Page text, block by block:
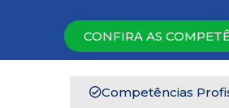
CONFIRA AS
Competências